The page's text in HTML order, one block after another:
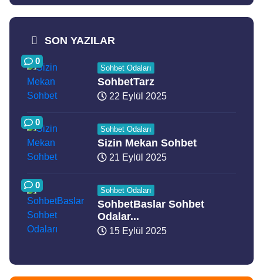
SON YAZILAR
0
Sohbet Odaları
SohbetTarz
22 Eylül 2025
0
Sohbet Odaları
Sizin Mekan Sohbet
21 Eylül 2025
0
Sohbet Odaları
SohbetBaslar Sohbet
Odalar...
15 Eylül 2025